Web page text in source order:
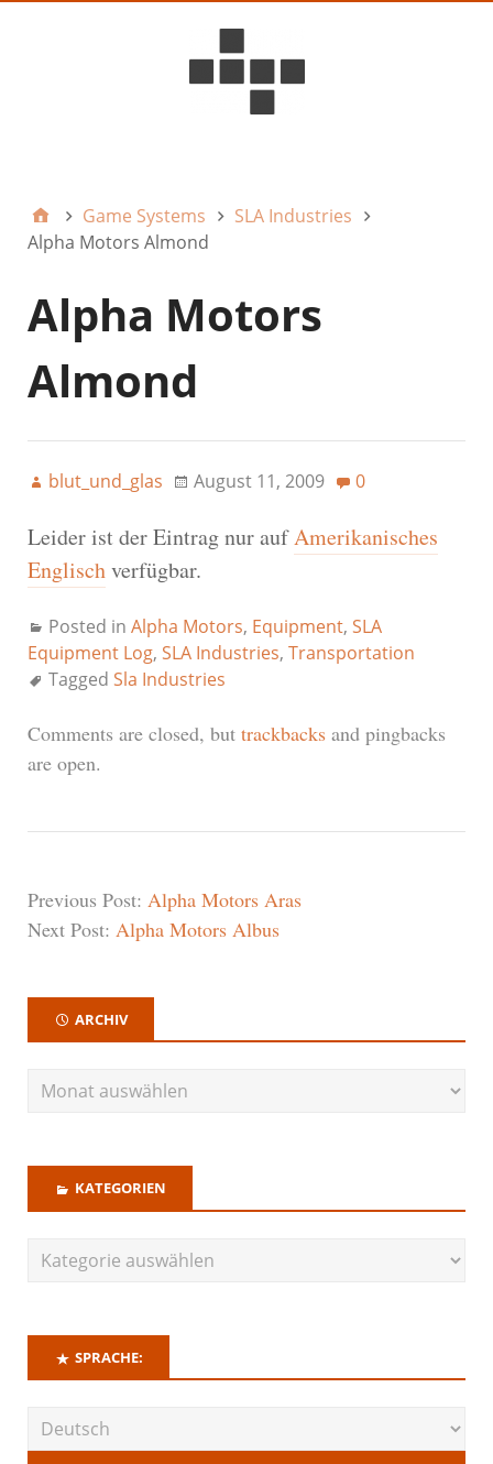
Game Systems
SLA Industries
Alpha Motors Almond
Alpha Motors
Almond
blut_und_glas August 11, 2009 0
Leider ist der Eintrag nur aufAmerikanisches
Englischverfügbar.
Posted in Alpha Motors, Equipment, SLA
Equipment Log, SLA Industries, Transportation
Tagged Sla Industries
Comments are closed, but trackbacks and pingbacks
are open.
Previous Post: Alpha Motors Aras
Next Post: Alpha Motors Albus
ARCHIV
KATEGORIEN
SPRACHE: